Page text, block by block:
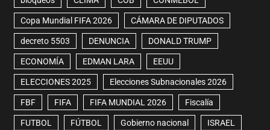
Copa Mundial FIFA 2026 CÁMARA DE DIPUTADOS
decreto 5503 DENUNCIA DONALD TRUMP
ECONOMÍA EDMAN LARA EEUU
ELECCIONES 2025 Elecciones Subnacionales 2026
FBF FIFA FIFA MUNDIAL 2026 Fiscalía
FUTBOL FÚTBOL Gobierno nacional ISRAEL